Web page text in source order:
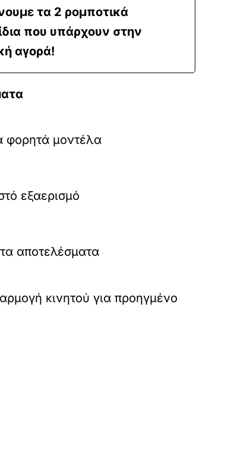
τα 2 ρομποτικά
που υπάρχουν στην
αγορά!
φορητά μοντέλα
εξαερισμό
αποτελέσματα
κινητού για προηγμένο